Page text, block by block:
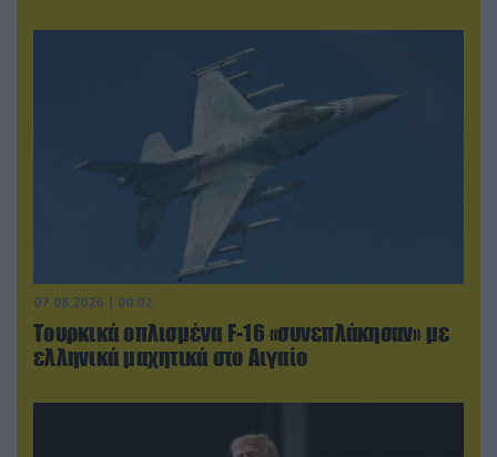
07.08.2026 | 00:02
Τουρκικά οπλισμένα F-16 «συνεπλάκησαν» με
ελληνικά μαχητικά στο Αιγαίο